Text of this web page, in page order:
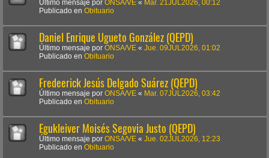
Último mensaje por ONSA/VE « Mar. 21JUL2026, 00:12
Publicado en Obituario
Daniel Enrique Ugueto González (QEPD)
Último mensaje por ONSA/VE « Jue. 09JUL2026, 01:02
Publicado en Obituario
Fredeerick Jesús Delgado Suárez (QEPD)
Último mensaje por ONSA/VE « Mar. 07JUL2026, 03:42
Publicado en Obituario
Egukleiver Moisés Segovia Justo (QEPD)
Último mensaje por ONSA/VE « Jue. 02JUL2026, 12:23
Publicado en Obituario